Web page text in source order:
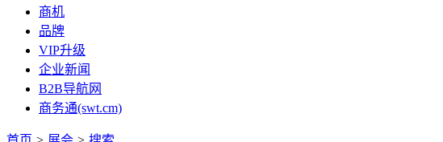
商机
品牌
VIP升级
企业新闻
B2B导航网
商务通(swt.cm)